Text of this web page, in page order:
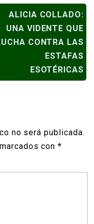
ALICIA COLLADO:
UNA VIDENTE QUE
CONTRA LAS
ESTAFAS
ESOTÉRICAS
no será publicada.
con*